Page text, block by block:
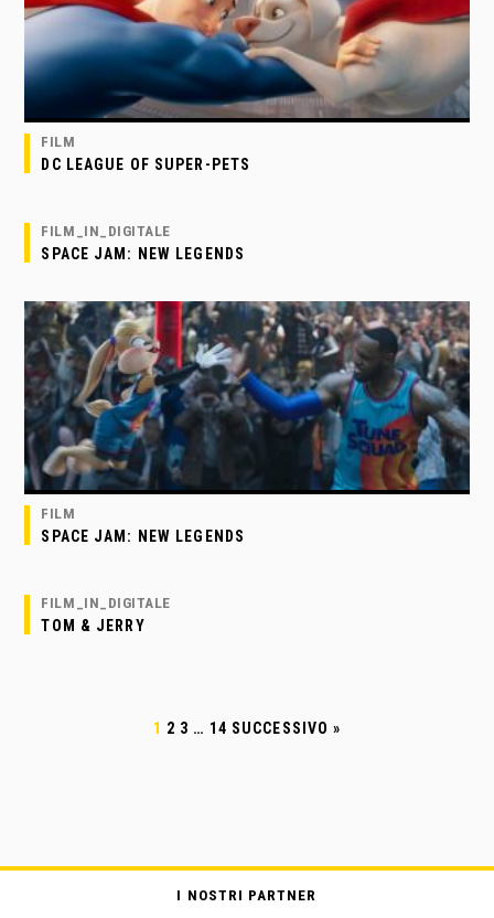
FILM
DC LEAGUE OF SUPER-PETS
FILM_IN_DIGITALE
SPACE JAM: NEW LEGENDS
FILM
SPACE JAM: NEW LEGENDS
FILM_IN_DIGITALE
TOM & JERRY
1 2 3 … 14 SUCCESSIVO »
I NOSTRI PARTNER